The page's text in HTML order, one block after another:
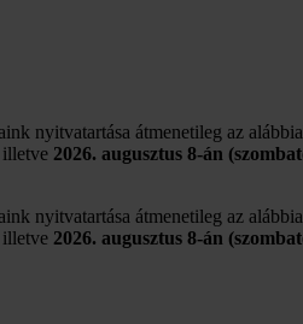
nyitvatartása átmenetileg az
illetve 2026. augusztus 8-án
nyitvatartása átmenetileg az
illetve 2026. augusztus 8-án